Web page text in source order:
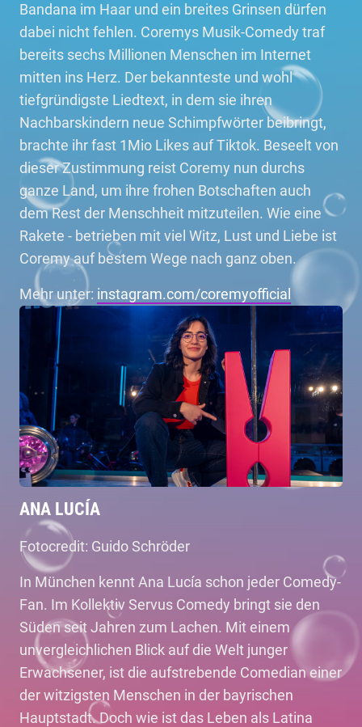
Bandana im Haar und ein breites Grinsen dürfen
dabei nicht fehlen. Coremys Musik-Comedy traf
bereits sechs Millionen Menschen im Internet
mitten ins Herz. Der bekannteste und wohl
tiefgründigste Liedtext, in dem sie ihren
Nachbarskindern neue Schimpfwörter beibringt,
brachte ihr fast 1Mio Likes auf Tiktok. Beseelt von
dieser Zustimmung reist Coremy nun durchs
ganze Land, um ihre frohen Botschaften auch
dem Rest der Menschheit mitzuteilen. Wie eine
Rakete - betrieben mit viel Witz, Lust und Liebe ist
Coremy auf bestem Wege nach ganz oben.
Mehr unter: instagram.com/coremyofficial
ANA LUCÍA
Fotocredit: Guido Schröder
In München kennt Ana Lucía schon jeder Comedy-
Fan. Im Kollektiv Servus Comedy bringt sie den
Süden seit Jahren zum Lachen. Mit einem
unvergleichlichen Blick auf die Welt junger
Erwachsener, ist die aufstrebende Comedian einer
der witzigsten Menschen in der bayrischen
Hauptstadt. Doch wie ist das Leben als Latina